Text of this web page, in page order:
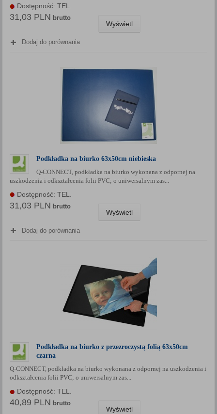
Dostępność: TEL.
31,03 PLN brutto
Wyświetl
Dodaj do porównania
Podkładka na biurko 63x50cm niebieska
Q-CONNECT, podkładka na biurko wykonana z odpornej na
uszkodzenia i odkształcenia folii PVC; o uniwersalnym zas...
Dostępność: TEL.
31,03 PLN brutto
Wyświetl
Dodaj do porównania
Podkładka na biurko z przezroczystą folią 63x50cm
czarna
Q-CONNECT, podkładka na biurko wykonana z odpornej na uszkodzenia i
odkształcenia folii PVC; o uniwersalnym zas...
Dostępność: TEL.
40,89 PLN brutto
Wyświetl